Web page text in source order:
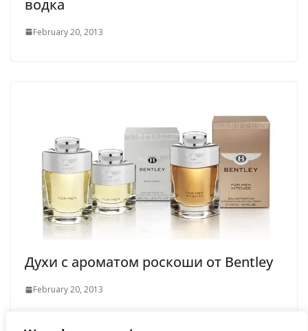
водка
February 20, 2013
Духи с ароматом роскоши от Bentley
February 20, 2013